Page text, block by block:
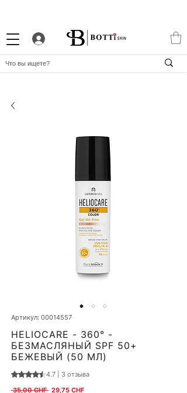
Артикул: 00014557
HELIOCARE - 360° -
БЕЗМАСЛЯНЫЙ SPF 50+
БЕЖЕВЫЙ (50 МЛ)
Оценка 4.7 из пяти звезд на основе 3 отзывов
4.7 | 3 отзыва
35,00 CHF Обычная цена
29,75 CHFСпеццена